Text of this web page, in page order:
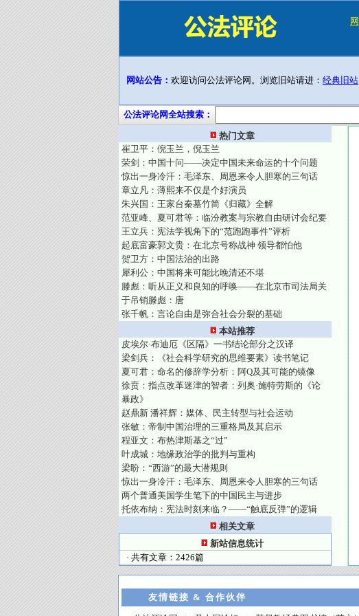
网站公告： 欢迎访问公法评论网。浏览旧站请进： 经典旧站
公法评论网全站搜索：
热门文章
崔卫平：倪玉兰，倪玉兰
荣剑：中国十问——决定中国未来命运的十个问题
惊出一身冷汗：毛泽东、周恩来令人胆寒的三句话
章立凡：薄熙来不仅是个好演员
朱兴国：王家台秦墓竹简《归藏》全解
范亚峰、夏可君等：临汾教案与宗教自由研讨会纪要
王立兵：宪法学视角下的“范跑跑事件”评析
起底富豪郭文贵：在北京号称战神 领导都怕他
贺卫方：中国法治的出路
犀利公：中国将来可能比晚清还不堪
滕彪：听从正义和良知的呼唤——在北京市司法局关
于吊销滕彪：唐
张千帆：言论自由是弥合社会分裂的基础
本站推荐
皮埃尔·布迪厄《区隔》一书结论部分之汉译
梁剑兵：《社会科学研究的思维要素》读书笔记
夏可君：命名的修辞学分析：阿Q及其可能的镜像
徐贲：指点改革迷津的智者：列奥·施特劳斯的《论
暴政》
赵鼎新 潘祥辉：媒体、民主转型与社会运动
张敏：帝制中国治理的三重格局及其启示
程亚文：布热津斯基之“过”
叶成城：地缘政治学的批判与重构
梁盼：“西游”的最大潜规则
惊出一身冷汗：毛泽东、周恩来令人胆寒的三句话
两个普通美国学生笔下的中国民主与进步
托依布纳：宪法时刻来临？——“触底反弹”的逻辑
相关文章
新站信息统计
· 共有文章：2426篇
友情链接 & 合作伙伴